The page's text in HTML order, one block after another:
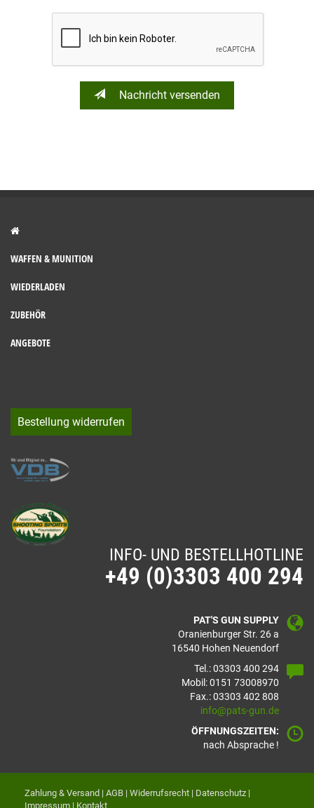
Nachricht versenden
WAFFEN & MUNITION
WIEDERLADEN
ZUBEHÖR
ANGEBOTE
Bestellung widerrufen
INFO- UND BESTELLHOTLINE
+49 (0)3303 400 294
PAT'S GUN SUPPLY
Oranienburger Str. 26 a
16540 Hohen Neuendorf
Tel.: 03303 400 294
Mobil: 0151 73008970
Fax.: 03303 402 808
info@pats-gun.de
ÖFFNUNGSZEITEN:
nach Absprache !
Zahlung & Versand | AGB | Widerrufsrecht | Datenschutz |
Impressum | Kontakt